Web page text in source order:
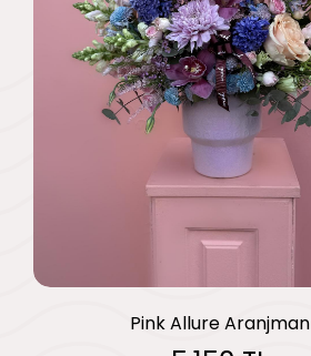
Pink Allure Aranjman